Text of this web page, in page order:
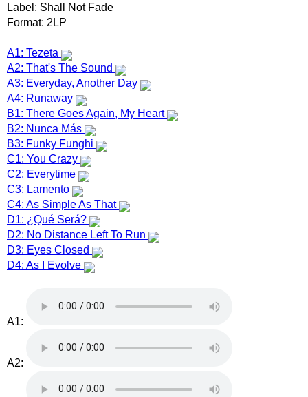
Label: Shall Not Fade
Format: 2LP
A1: Tezeta
A2: That's The Sound
A3: Everyday, Another Day
A4: Runaway
B1: There Goes Again, My Heart
B2: Nunca Más
B3: Funky Funghi
C1: You Crazy
C2: Everytime
C3: Lamento
C4: As Simple As That
D1: ¿Qué Será?
D2: No Distance Left To Run
D3: Eyes Closed
D4: As I Evolve
A1:
A2: